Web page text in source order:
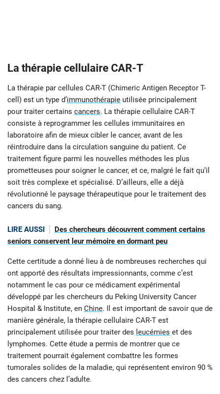
La thérapie cellulaire CAR-T
La thérapie par cellules CAR-T (Chimeric Antigen Receptor T-
cell) est un type d’immunothérapie utilisée principalement
pour traiter certains cancers. La thérapie cellulaire CAR-T
consiste à reprogrammer les cellules immunitaires en
laboratoire afin de mieux cibler le cancer, avant de les
réintroduire dans la circulation sanguine du patient. Ce
traitement figure parmi les nouvelles méthodes les plus
prometteuses pour soigner le cancer, et ce, malgré le fait qu’il
soit très complexe et spécialisé. D’ailleurs, elle a déjà
révolutionné le paysage thérapeutique pour le traitement des
cancers du sang.
LIRE AUSSI
Des chercheurs découvrent comment certains
seniors conservent leur mémoire en dormant peu
Cette certitude a donné lieu à de nombreuses recherches qui
ont apporté des résultats impressionnants, comme c’est
notamment le cas pour ce médicament expérimental
développé par les chercheurs du Peking University Cancer
Hospital & Institute, en Chine. Il est important de savoir que de
manière générale, la thérapie cellulaire CAR-T est
principalement utilisée pour traiter des leucémies et des
lymphomes. Cette étude a permis de montrer que ce
traitement pourrait également combattre les formes
tumorales solides de la maladie, qui représentent environ 90 %
des cancers chez l’adulte.